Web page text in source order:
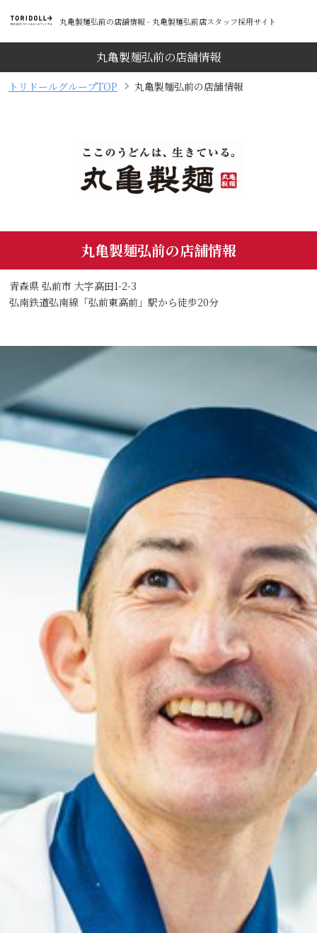
丸亀製麺弘前の店舗情報 - 丸亀製麺弘前店スタッフ採用サイト
丸亀製麺弘前の店舗情報
トリドールグループTOP 丸亀製麺弘前の店舗情報
丸亀製麺弘前の店舗情報
青森県 弘前市 大字高田1-2-3
弘南鉄道弘南線「弘前東高前」駅から徒歩20分